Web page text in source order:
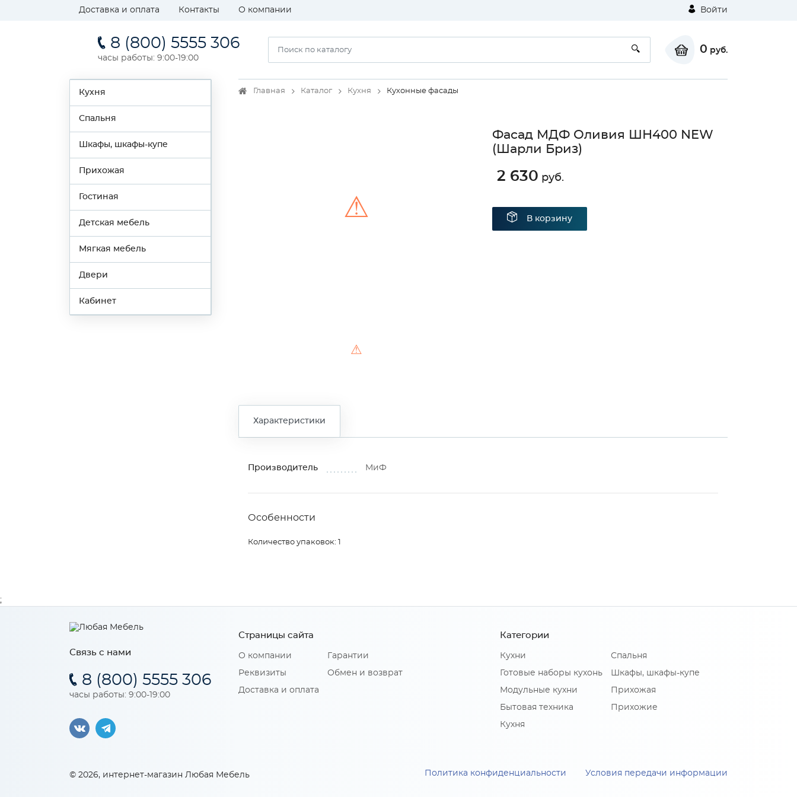
Доставка и оплата Контакты О компании Войти
8 (800) 5555 306
часы работы: 9:00-19:00
0 руб.
Кухня
Спальня
Шкафы, шкафы-купе
Прихожая
Гостиная
Детская мебель
Мягкая мебель
Двери
Кабинет
Главная Каталог Кухня Кухонные фасады
⚠
⚠
Фасад МДФ Оливия ШН400 NEW
(Шарли Бриз)
2 630 руб.
В корзину
Характеристики
Производитель МиФ
Особенности
Количество упаковок: 1
Связь с нами
8 (800) 5555 306
часы работы: 9:00-19:00
Страницы сайта
О компании
Реквизиты
Доставка и оплата
Гарантии
Обмен и возврат
Категории
Кухни
Готовые наборы кухонь
Модульные кухни
Бытовая техника
Кухня
Спальня
Шкафы, шкафы-купе
Прихожая
Прихожие
© 2026, интернет-магазин Любая Мебель Политика конфиденциальности Условия передачи информации
;